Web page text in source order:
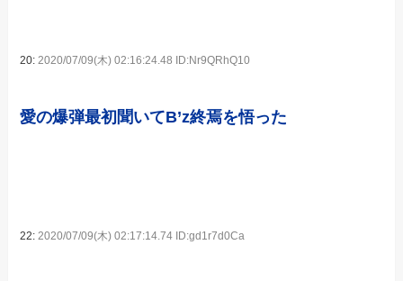
20:2020/07/09(木) 02:16:24.48 ID:Nr9QRhQ10
愛の爆弾最初聞いてB’z終焉を悟った
22: 2020/07/09(木) 02:17:14.74 ID:gd1r7d0Ca